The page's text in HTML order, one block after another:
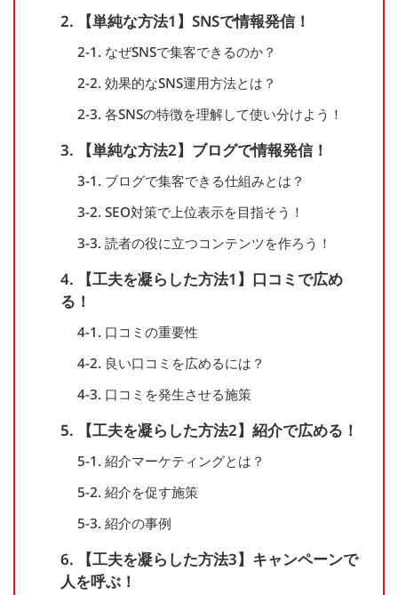
2. 【単純な方法1】SNSで情報発信！
2-1. なぜSNSで集客できるのか？
2-2. 効果的なSNS運用方法とは？
2-3. 各SNSの特徴を理解して使い分けよう！
3. 【単純な方法2】ブログで情報発信！
3-1. ブログで集客できる仕組みとは？
3-2. SEO対策で上位表示を目指そう！
3-3. 読者の役に立つコンテンツを作ろう！
4. 【工夫を凝らした方法1】口コミで広め
る！
4-1. 口コミの重要性
4-2. 良い口コミを広めるには？
4-3. 口コミを発生させる施策
5. 【工夫を凝らした方法2】紹介で広める！
5-1. 紹介マーケティングとは？
5-2. 紹介を促す施策
5-3. 紹介の事例
6. 【工夫を凝らした方法3】キャンペーンで
人を呼ぶ！